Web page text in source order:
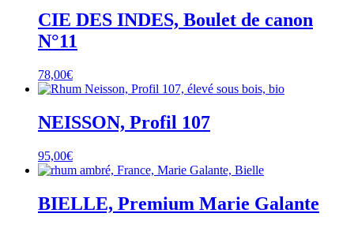
CIE DES INDES, Boulet de canon
N°11
78,00€
NEISSON, Profil 107
95,00€
BIELLE, Premium Marie Galante